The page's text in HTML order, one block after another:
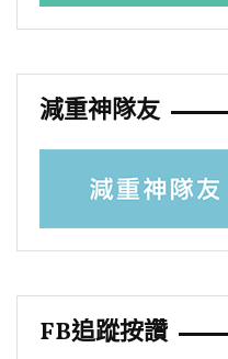
減重神隊友
FB追蹤按讚